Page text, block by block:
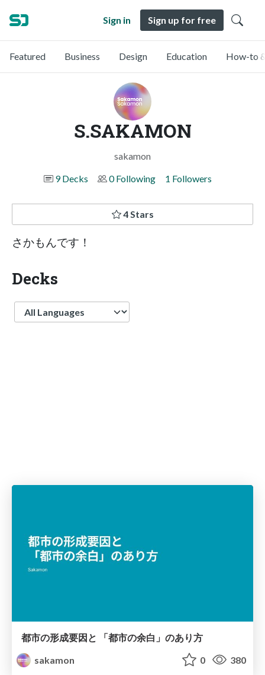
Sign in Sign up for free
Featured Business Design Education How-to
S.SAKAMON
sakamon
9 Decks
0 Following 1 Followers
4 Stars
さかもんです！
Decks
Language
都市の形成要因と 「都市の余白」のあり方
sakamon
0 380